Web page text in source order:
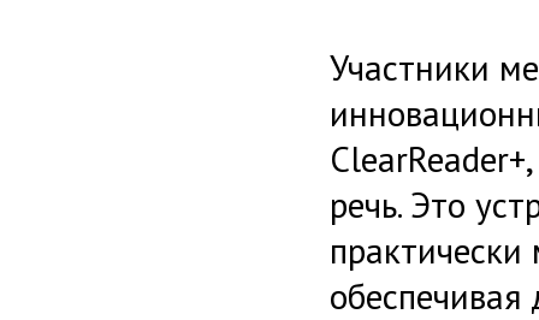
Участники
речь. Это
практически